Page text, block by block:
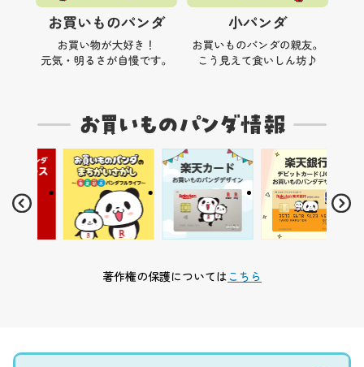
著作権の保護についてはこちら